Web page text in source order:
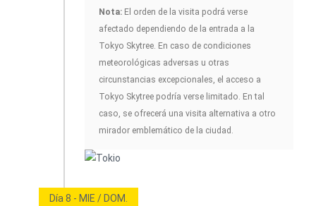
Nota: El orden de la visita podrá verse
afectado dependiendo de la entrada a la
Tokyo Skytree. En caso de condiciones
meteorológicas adversas u otras
circunstancias excepcionales, el acceso a
Tokyo Skytree podría verse limitado. En tal
caso, se ofrecerá una visita alternativa a otro
mirador emblemático de la ciudad.
Día 8 - MIE / DOM.